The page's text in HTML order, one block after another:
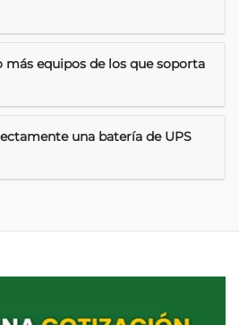
más equipos de los que soporta
una batería de UPS